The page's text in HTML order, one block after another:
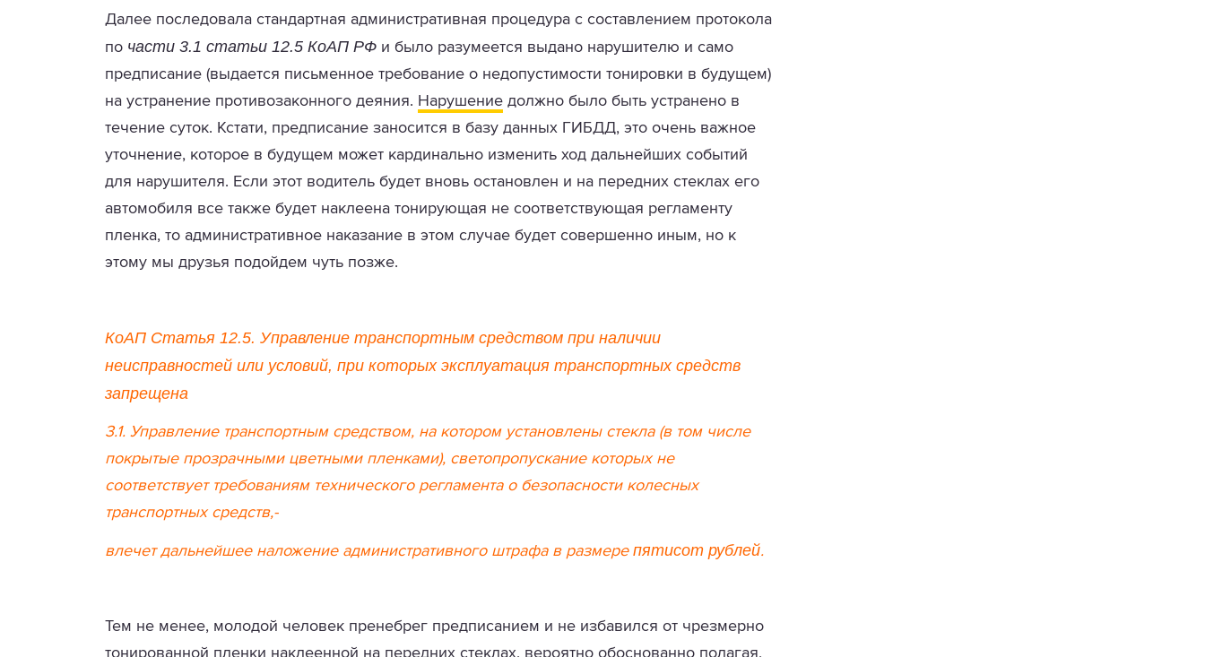
Далее последовала стандартная административная процедура с составлением протокола
по части 3.1 статьи 12.5 КоАП РФ и было разумеется выдано нарушителю и само
предписание (выдается письменное требование о недопустимости тонировки в будущем)
на устранение противозаконного деяния. Нарушение должно было быть устранено в
течение суток. Кстати, предписание заносится в базу данных ГИБДД, это очень важное
уточнение, которое в будущем может кардинально изменить ход дальнейших событий
для нарушителя. Если этот водитель будет вновь остановлен и на передних стеклах его
автомобиля все также будет наклеена тонирующая не соответствующая регламенту
пленка, то административное наказание в этом случае будет совершенно иным, но к
этому мы друзья подойдем чуть позже.
КоАП Статья 12.5. Управление транспортным средством при наличии
неисправностей или условий, при которых эксплуатация транспортных средств
запрещена
3.1. Управление транспортным средством, на котором установлены стекла (в том числе
покрытые прозрачными цветными пленками), светопропускание которых не
соответствует требованиям технического регламента о безопасности колесных
транспортных средств,-
влечет дальнейшее наложение административного штрафа в размере пятисот рублей.
Тем не менее, молодой человек пренебрег предписанием и не избавился от чрезмерно
тонированной пленки наклеенной на передних стеклах, вероятно обоснованно полагая,